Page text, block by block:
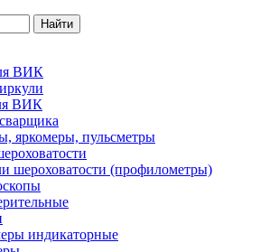
Найти
ВИК
ВИК
яркомеры, пульсметры
шероховатости (профилометры)
индикаторные